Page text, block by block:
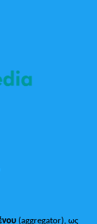
(aggregator), ως